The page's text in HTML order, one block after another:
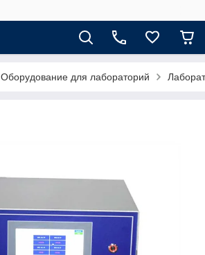
Оборудование для лабораторий